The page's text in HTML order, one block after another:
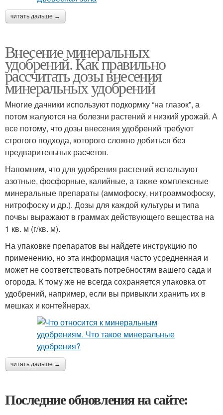
читать дальше →
Внесение минеральных
удобрений. Как правильно
рассчитать дозы внесения
минеральных удобрений
Многие дачники используют подкормку “на глазок”, а
потом жалуются на болезни растений и низкий урожай. А
все потому, что дозы внесения удобрений требуют
строгого подхода, которого сложно добиться без
предварительных расчетов.
Напомним, что для удобрения растений используют
азотные, фосфорные, калийные, а также комплексные
минеральные препараты (аммофоску, нитроаммофоску,
нитрофоску и др.). Дозы для каждой культуры и типа
почвы выражают в граммах действующего вещества на
1 кв. м (г/кв. м).
На упаковке препаратов вы найдете инструкцию по
применению, но эта информация часто усредненная и
может не соответствовать потребностям вашего сада и
огорода. К тому же не всегда сохраняется упаковка от
удобрений, например, если вы привыкли хранить их в
мешках и контейнерах.
читать дальше →
Последние обновления на сайте: